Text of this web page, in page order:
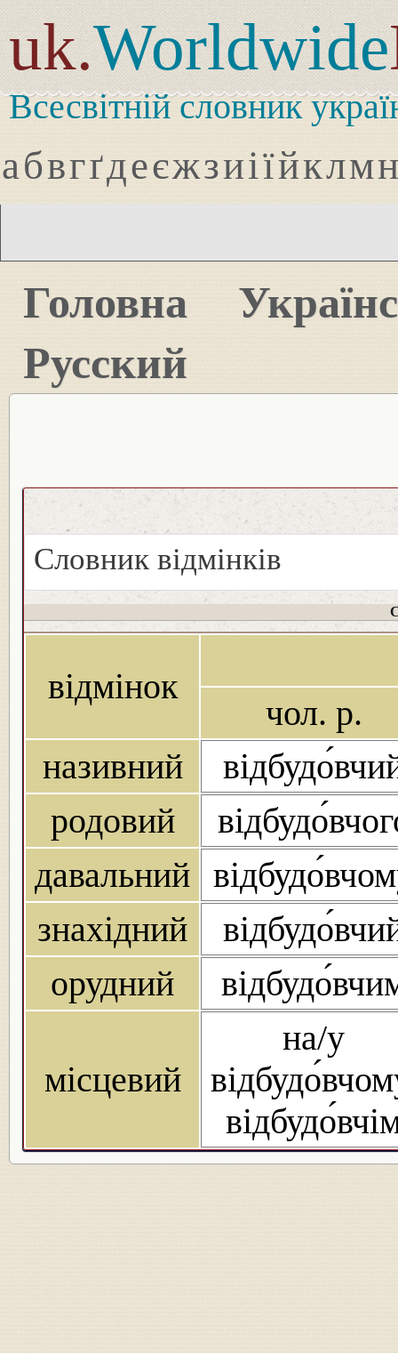
uk.Worldwide
Всесвітній словник
абвгґдеєжзиіїйклмн
Головна
Русский
Словник відмінків
відмінок
чол. р.
називний
родовий
давальний
знахідний
орудний
місцевий
на/у